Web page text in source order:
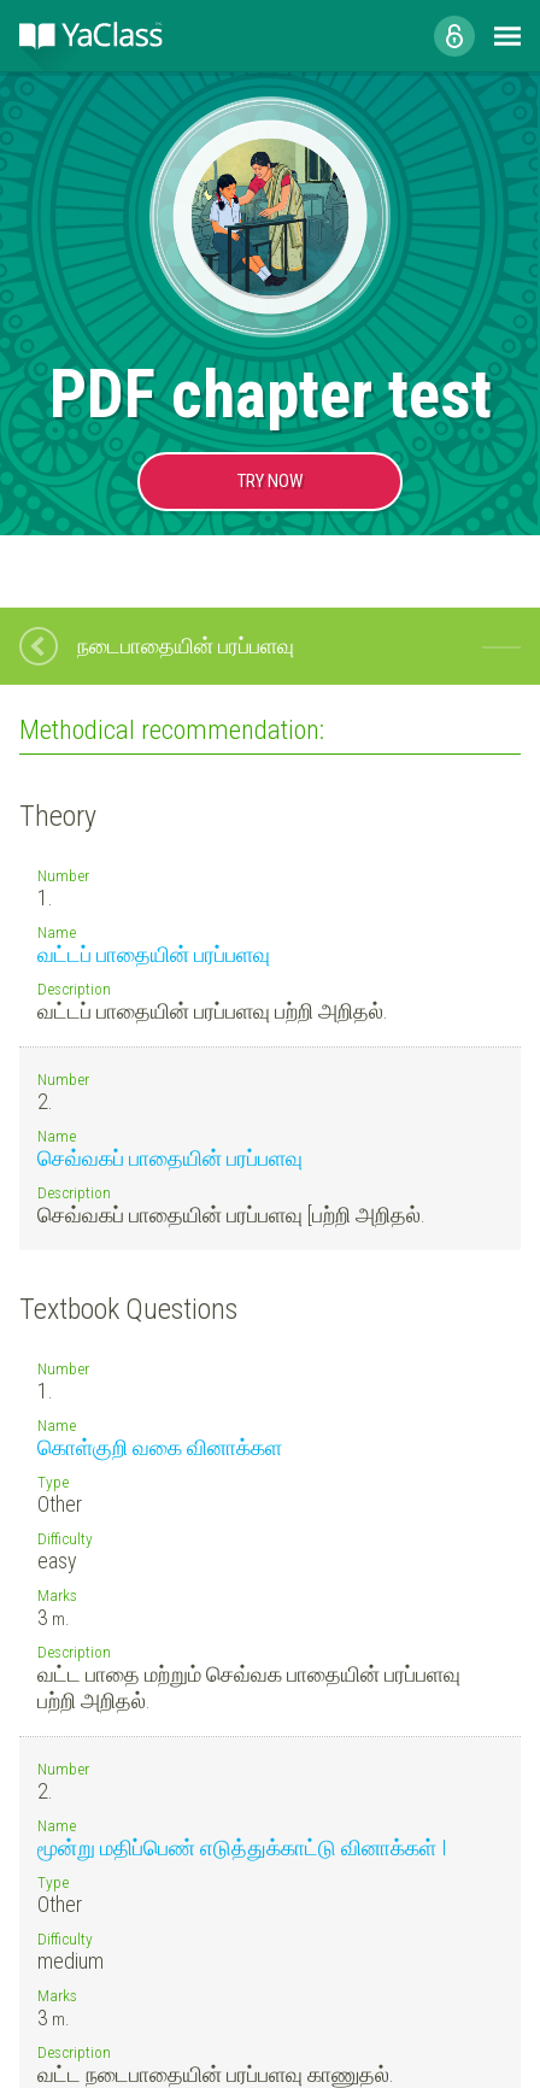
PDF chapter test
TRY NOW
நடைபாதையின் பரப்பளவு
Methodical recommendation:
Theory
Number
1.
Name
வட்டப் பாதையின் பரப்பளவு
Description
வட்டப் பாதையின் பரப்பளவு பற்றி அறிதல்.
Number
2.
Name
செவ்வகப் பாதையின் பரப்பளவு
Description
செவ்வகப் பாதையின் பரப்பளவு [பற்றி அறிதல்.
Textbook Questions
Number
1.
Name
கொள்குறி வகை வினாக்கள
Type
Other
Difficulty
easy
Marks
3 m.
Description
வட்ட பாதை மற்றும் செவ்வக பாதையின் பரப்பளவு
பற்றி அறிதல்.
Number
2.
Name
மூன்று மதிப்பெண் எடுத்துக்காட்டு வினாக்கள் I
Type
Other
Difficulty
medium
Marks
3 m.
Description
வட்ட நடைபாதையின் பரப்பளவு காணுதல்.